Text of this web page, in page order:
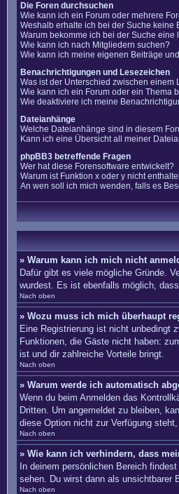
Die Foren durchsuchen
Wie kann ich ein Forum oder mehrere
Weshalb erhalte ich bei der Suche keine
Warum bekomme ich bei der Suche eine
Wie kann ich nach Mitgliedern suchen?
Wie kann ich meine eigenen Beiträge
Benachrichtigungen und Lesezeichen
Was ist der Unterschied zwischen
Wie kann ich ein Forum oder ein Thema
Wie deaktiviere ich meine
Dateianhänge
Welche Dateianhänge sind in diesem
Kann ich eine Übersicht all meiner
phpBB3 betreffende Fragen
Wer hat diese Forensoftware entwickelt?
Warum ist Funktion x oder y nicht
An wen soll ich mich wenden, falls es
» Warum kann ich mich nicht
Dafür gibt es viele mögliche Gründe.
wurdest. Es ist ebenfalls möglich,
Nach oben
» Wozu muss ich mich überhaupt
Eine Registrierung ist nicht unbedingt
Funktionen, die Gäste nicht haben:
ist und dir zahlreiche Vorteile bringt.
Nach oben
» Warum werde ich automatisch
Wenn du beim Anmelden das
Dritten. Um angemeldet zu bleiben,
diese Option nicht zur Verfügung
Nach oben
» Wie kann ich verhindern, dass
In deinem persönlichen Bereich
sehen. Du wirst dann als unsichtbarer
Nach oben